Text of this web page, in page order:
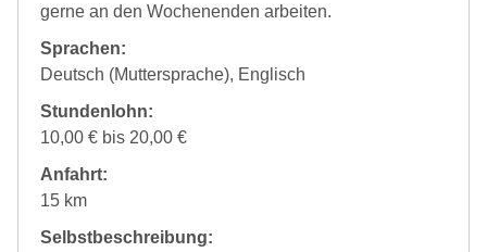
gerne an den Wochenenden arbeiten.
Sprachen:
Deutsch (Muttersprache), Englisch
Stundenlohn:
10,00 € bis 20,00 €
Anfahrt:
15 km
Selbstbeschreibung: